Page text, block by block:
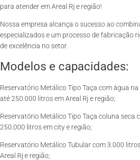
para atender em Areal Rj e região!
Nossa empresa alcança o sucesso ao
especializados e um processo de fabricação
de excelência no setor.
Modelos e capacidades:
Reservatório Metálico Tipo Taça com água
até 250.000 litros em Areal Rj e região;
Reservatório Metálico Tipo Taça coluna seca
250.000 litros em city e região;
Reservatório Metálico Tubular com 3.000
Areal Rj e região;